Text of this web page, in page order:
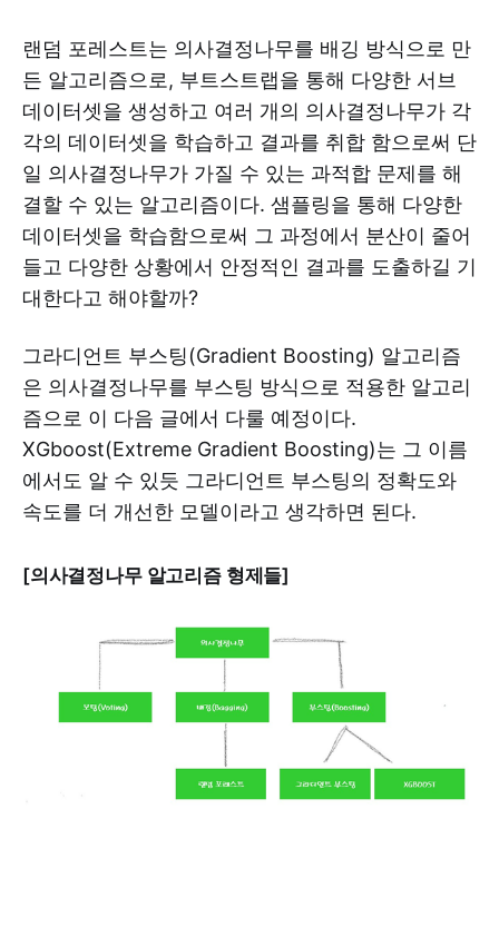
랜덤 포레스트는 의사결정나무를 배깅 방식으로 만
든 알고리즘으로, 부트스트랩을 통해 다양한 서브
데이터셋을 생성하고 여러 개의 의사결정나무가 각
각의 데이터셋을 학습하고 결과를 취합 함으로써 단
일 의사결정나무가 가질 수 있는 과적합 문제를 해
결할 수 있는 알고리즘이다. 샘플링을 통해 다양한
데이터셋을 학습함으로써 그 과정에서 분산이 줄어
들고 다양한 상황에서 안정적인 결과를 도출하길 기
대한다고 해야할까?
그라디언트 부스팅(Gradient Boosting) 알고리즘
은 의사결정나무를 부스팅 방식으로 적용한 알고리
즘으로 이 다음 글에서 다룰 예정이다.
XGboost(Extreme Gradient Boosting)는 그 이름
에서도 알 수 있듯 그라디언트 부스팅의 정확도와
속도를 더 개선한 모델이라고 생각하면 된다.
[의사결정나무 알고리즘 형제들]